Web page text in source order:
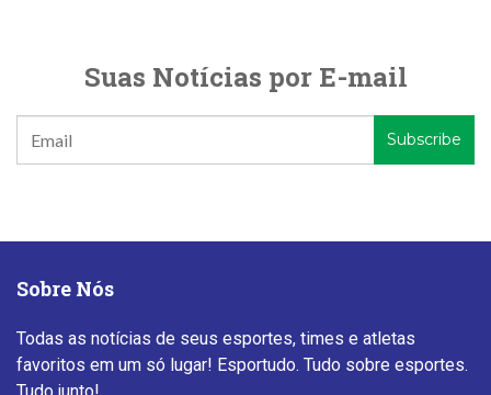
Suas Notícias por E-mail
Sobre Nós
Todas as notícias de seus esportes, times e atletas
favoritos em um só lugar! Esportudo. Tudo sobre esportes.